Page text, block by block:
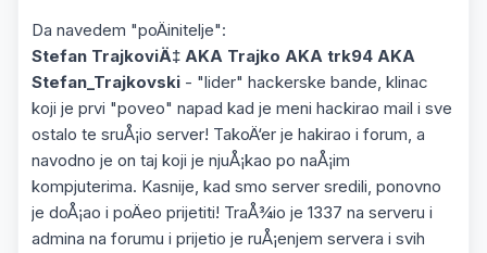
Da navedem "poÄinitelje":
Stefan TrajkoviÄ‡ AKA Trajko AKA trk94 AKA
Stefan_Trajkovski - "lider" hackerske bande, klinac
koji je prvi "poveo" napad kad je meni hackirao mail i sve
ostalo te sruÅ¡io server! TakoÄ‘er je hakirao i forum, a
navodno je on taj koji je njuÅ¡kao po naÅ¡im
kompjuterima. Kasnije, kad smo server sredili, ponovno
je doÅ¡ao i poÄeo prijetiti! TraÅ¾io je 1337 na serveru i
admina na forumu i prijetio je ruÅ¡enjem servera i svih